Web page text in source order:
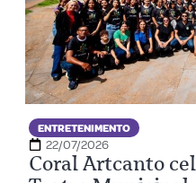
ENTRETENIMENTO
22/07/2026
Coral Artcanto